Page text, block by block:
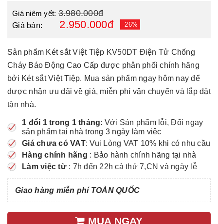
Giá niêm yết:3.980.000đ
Giá bán: 2.950.000đ -26%
Sản phẩm Két sắt Việt Tiệp KV50DT Điện Tử Chống
Cháy Báo Động Cao Cấp được phân phối chính hãng
bởi Két sắt Việt Tiệp. Mua sản phẩm ngay hôm nay để
được nhận ưu đãi về giá, miễn phí vận chuyển và lắp đặt
tận nhà.
1 đổi 1 trong 1 tháng: Với Sản phẩm lỗi, Đổi ngay
sản phẩm tại nhà trong 3 ngày làm việc
Giá chưa có VAT: Vui Lòng VAT 10% khi có nhu cầu
Hàng chính hãng : Bảo hành chính hãng tại nhà
Làm việc từ : 7h đến 22h cả thứ 7,CN và ngày lễ
Giao hàng miễn phí TOÀN QUỐC
MUA NGAY